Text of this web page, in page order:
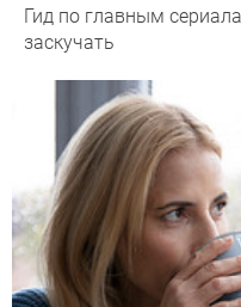
Гид по главным
заскучать